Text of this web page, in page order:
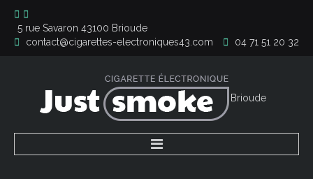
5 rue Savaron 43100 Brioude
contact@cigarettes-electroniques43.com
04 71 51 20 32